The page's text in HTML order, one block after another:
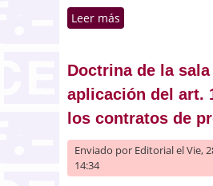
Leer más
grupo a
Concursal
Doctrina de la
aplicación del art.
los contratos de
Enviado por Editorialel Vie,
14:34